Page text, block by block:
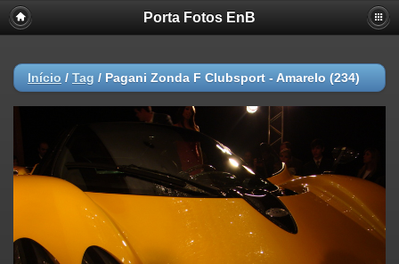
Porta Fotos EnB
Início / Tag / Pagani Zonda F Clubsport - Amarelo (234)